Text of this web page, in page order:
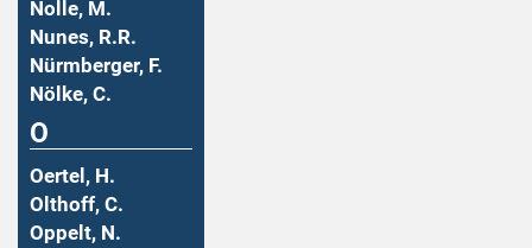
Nolle, M.
Nunes, R.R.
Nürmberger, F.
Nölke, C.
O
Oertel, H.
Olthoff, C.
Oppelt, N.